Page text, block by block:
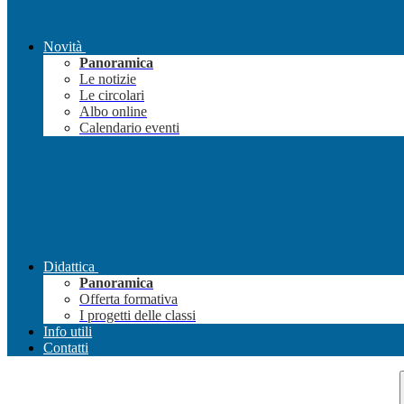
Novità
Panoramica
Le notizie
Le circolari
Albo online
Calendario eventi
Didattica
Panoramica
Offerta formativa
I progetti delle classi
Info utili
Contatti